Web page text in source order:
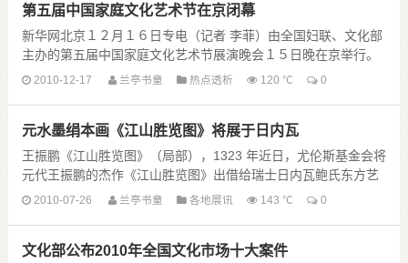
第五届中国家庭文化艺术节在京闭幕
新华网北京１２月１６日专电（记者 李菲）由全国妇联、文化部
主办的第五届中国家庭文化艺术节展演晚会１５日晚在京举行。
在表演艺术家李谷一《祖国好》悠扬的歌声中家庭展......
2010-12-17 兰亭书童 热点透析 120 ℃ 0
元水墨绢本画《江山胜览图》将展于日内瓦
王振鹏《江山胜览图》（局部），1323 年近日，尤伦斯基金会将
元代王振鹏的杰作《江山胜览图》出借给瑞士日内瓦鲍氏东方艺
术馆，这将是“日内瓦——2010年世界杂技......
2010-07-26 兰亭书童 各地展讯 143 ℃ 0
文化部公布2010年全国文化市场十大案件